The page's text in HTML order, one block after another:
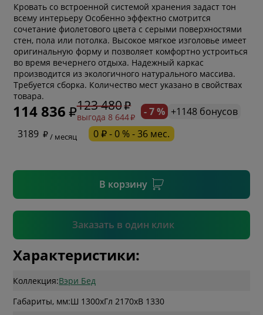
Кровать со встроенной системой хранения задаст тон
всему интерьеру Особенно эффектно смотрится
сочетание фиолетового цвета с серыми поверхностями
стен, пола или потолка. Высокое мягкое изголовье имеет
оригинальную форму и позволяет комфортно устроиться
во время вечернего отдыха. Надежный каркас
производится из экологичного натурального массива.
Требуется сборка. Количество мест указано в свойствах
товара.
114 836 123 480
выгода 8 644 - 7 % +1148 бонусов
3189
/ месяц 0 ₽ - 0 % - 36 мес.
В корзину
Заказать в один клик
* обязательное поле
* необязательное поле
Подтвердить
Характеристики:
Коллекция:Вэри Бед
Габариты, мм:Ш 1300xГл 2170xВ 1330